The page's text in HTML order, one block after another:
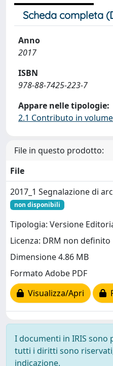
Scheda completa
Anno
2017
ISBN
978-88-7425-223-7
Appare nelle tipologie:
2.1 Contributo in
File in questo prodotto:
File
2017_1 Segnalazione di
non disponibili
Tipologia: Versione
Licenza: DRM non definito
Dimensione 4.86 MB
Formato Adobe PDF
Visualizza/Apri
I documenti in IRIS
tutti i diritti sono
indicazione.